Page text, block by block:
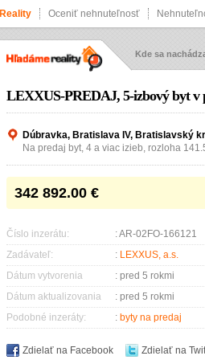
Reality Oceniť nehnuteľnosť
Kde sa
LEXXUS-PREDAJ, 5-izbový byt v
Dúbravka, Bratislava IV, Bratislavský
Na predaj byt, 4 a viac izieb, rozloha
342 892.00 €
Číslo inzerátu:
: AR-02FO-166121
Zadávateľ:
: LEXXUS, a.s.
Dátum vytvorenia
: pred 5 rokmi
Dátum aktualizovania
: pred 5 rokmi
Podobné inzeráty:
: byty na predaj
Zdielať na Facebook Zdielať na